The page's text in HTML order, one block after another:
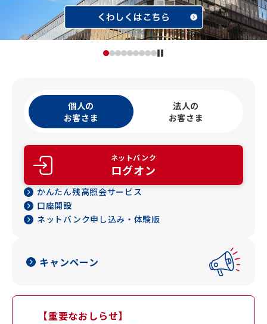
個人の
お客さま
法人の
お客さま
ネットバンク
ログオン
かんたん残高照会サービス
口座開設
ネットバンク申し込み・体験版
キャンペーン
【重要なおしらせ】